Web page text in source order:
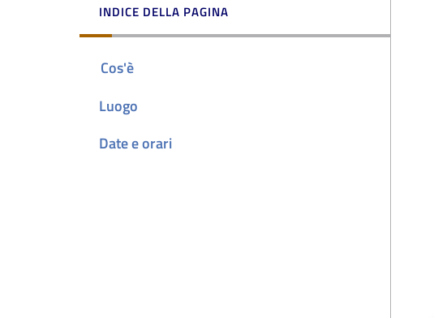
INDICE DELLA PAGINA
Cos'è
Luogo
Date e orari